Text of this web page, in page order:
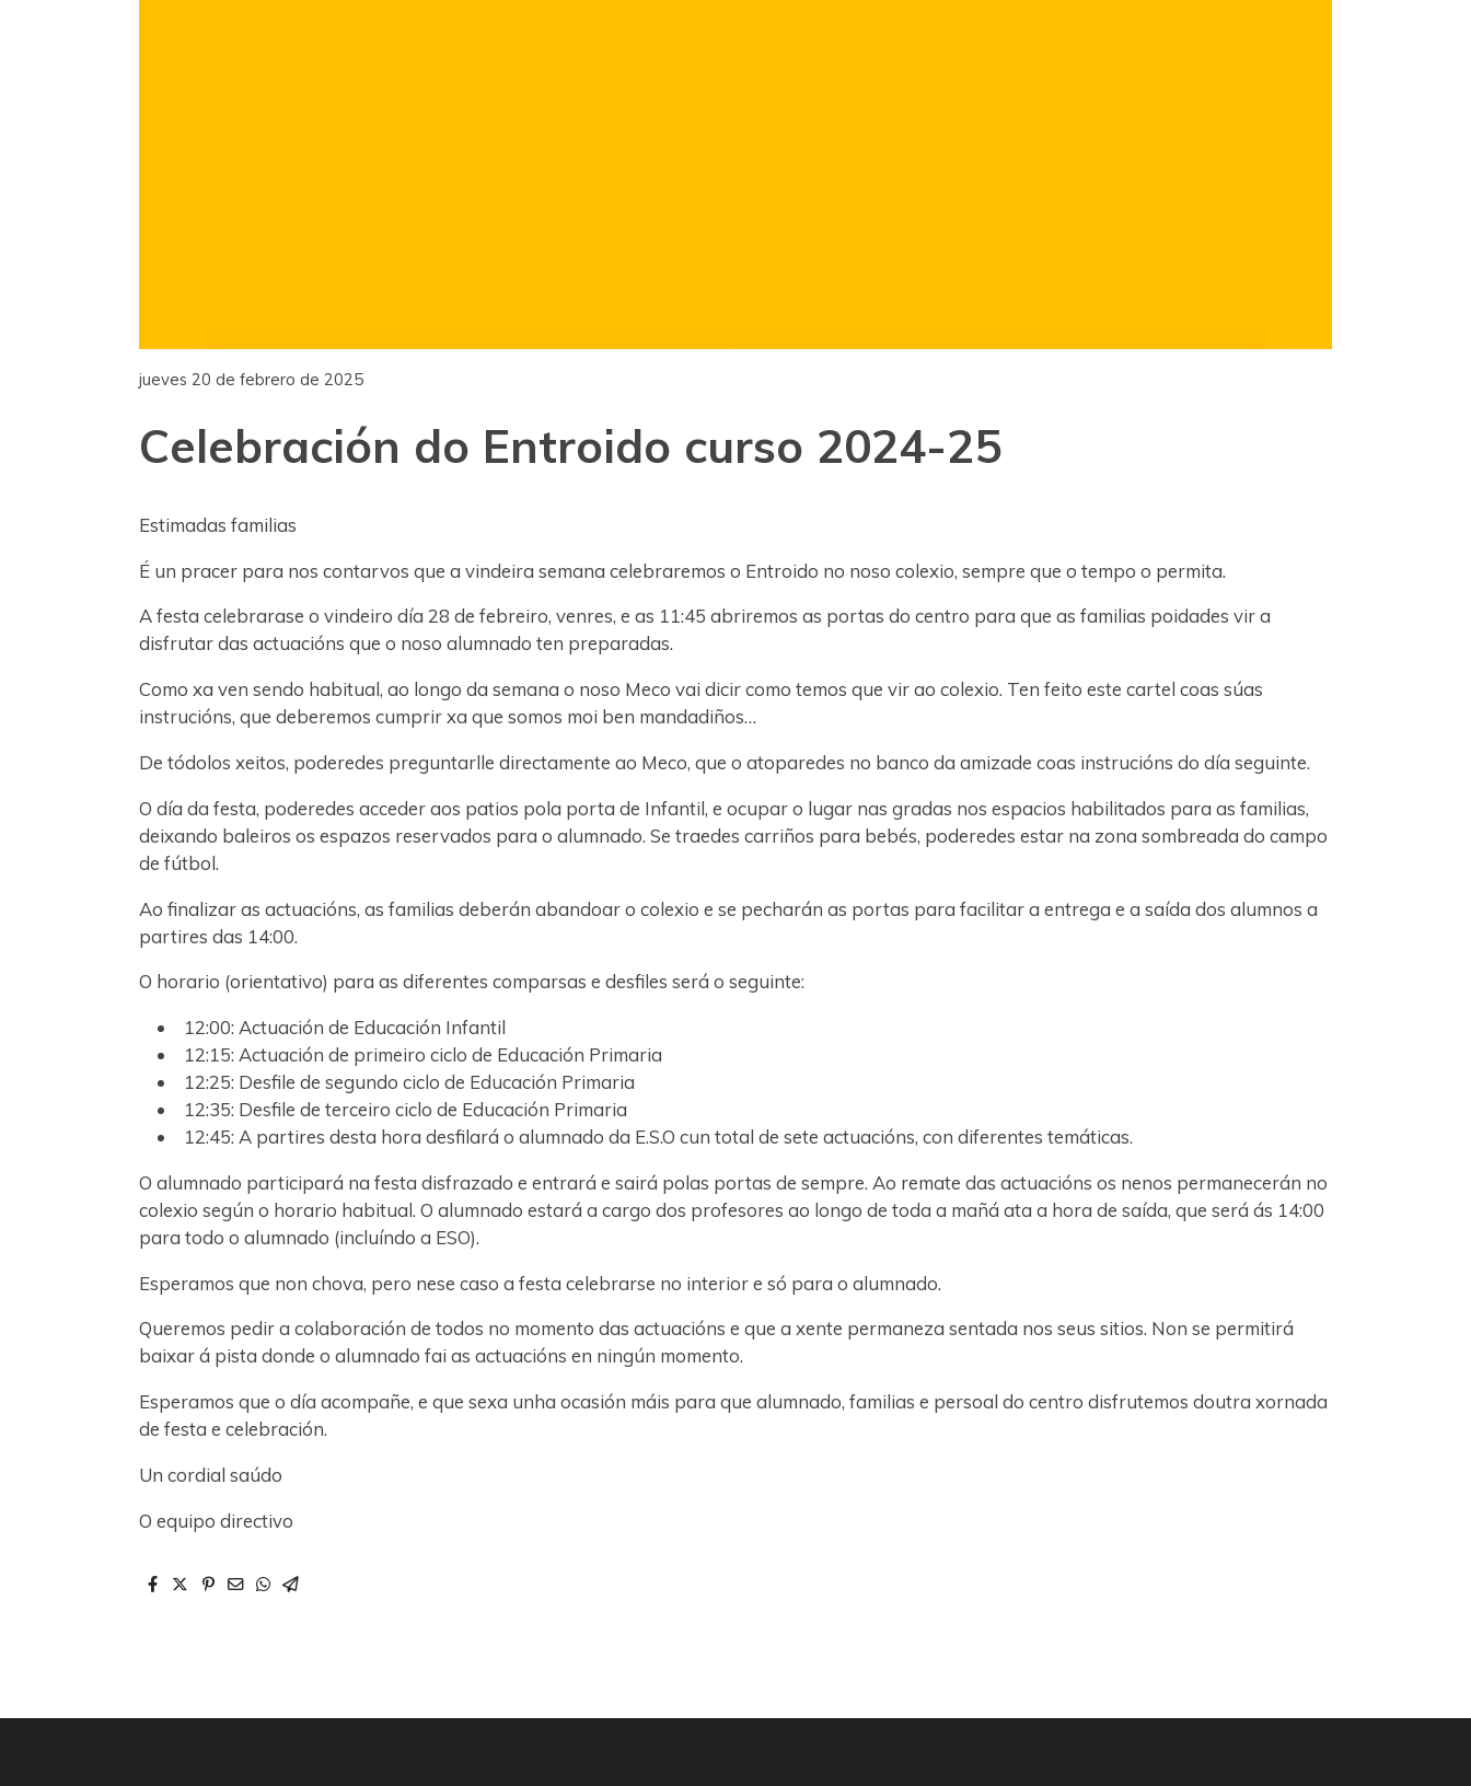
jueves 20 de febrero de 2025
Celebración do Entroido curso 2024-25
Estimadas familias
É un pracer para nos contarvos que a vindeira semana celebraremos o Entroido no noso colexio, sempre que o tempo o permita.
A festa celebrarase o vindeiro día 28 de febreiro, venres, e as 11:45 abriremos as portas do centro para que as familias poidades vir a
disfrutar das actuacións que o noso alumnado ten preparadas.
Como xa ven sendo habitual, ao longo da semana o noso Meco vai dicir como temos que vir ao colexio. Ten feito este cartel coas súas
instrucións, que deberemos cumprir xa que somos moi ben mandadiños…
De tódolos xeitos, poderedes preguntarlle directamente ao Meco, que o atoparedes no banco da amizade coas instrucións do día seguinte.
O día da festa, poderedes acceder aos patios pola porta de Infantil, e ocupar o lugar nas gradas nos espacios habilitados para as familias,
deixando baleiros os espazos reservados para o alumnado. Se traedes carriños para bebés, poderedes estar na zona sombreada do campo
de fútbol.
Ao finalizar as actuacións, as familias deberán abandoar o colexio e se pecharán as portas para facilitar a entrega e a saída dos alumnos a
partires das 14:00.
O horario (orientativo) para as diferentes comparsas e desfiles será o seguinte:
12:00: Actuación de Educación Infantil
12:15: Actuación de primeiro ciclo de Educación Primaria
12:25: Desfile de segundo ciclo de Educación Primaria
12:35: Desfile de terceiro ciclo de Educación Primaria
12:45: A partires desta hora desfilará o alumnado da E.S.O cun total de sete actuacións, con diferentes temáticas.
O alumnado participará na festa disfrazado e entrará e sairá polas portas de sempre. Ao remate das actuacións os nenos permanecerán no
colexio según o horario habitual. O alumnado estará a cargo dos profesores ao longo de toda a mañá ata a hora de saída, que será ás 14:00
para todo o alumnado (incluíndo a ESO).
Esperamos que non chova, pero nese caso a festa celebrarse no interior e só para o alumnado.
Queremos pedir a colaboración de todos no momento das actuacións e que a xente permaneza sentada nos seus sitios. Non se permitirá
baixar á pista donde o alumnado fai as actuacións en ningún momento.
Esperamos que o día acompañe, e que sexa unha ocasión máis para que alumnado, familias e persoal do centro disfrutemos doutra xornada
de festa e celebración.
Un cordial saúdo
O equipo directivo